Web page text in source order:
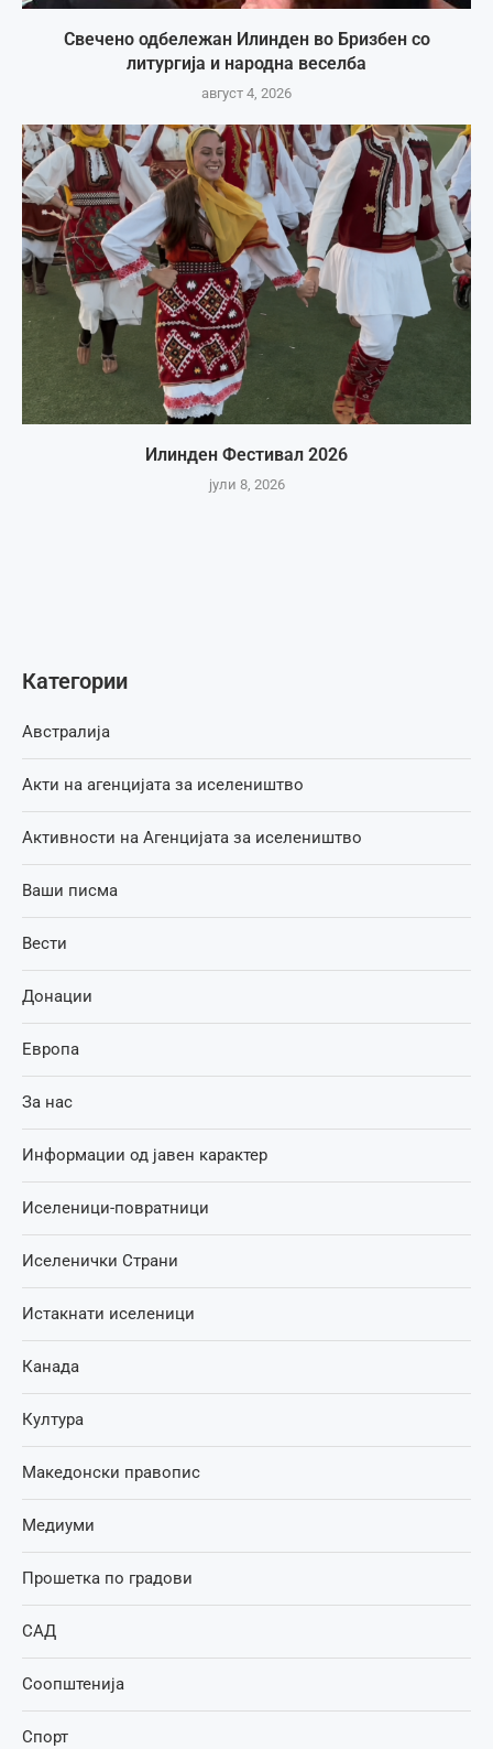
Свечено одбележан Илинден во Бризбен со
литургија и народна веселба
август 4, 2026
Илинден Фестивал 2026
јули 8, 2026
Категории
Австралија
Акти на агенцијата за иселеништво
Активности на Агенцијата за иселеништво
Ваши писма
Вести
Донации
Европа
За нас
Информации од јавен карактер
Иселеници-повратници
Иселенички Страни
Истакнати иселеници
Канада
Култура
Македонски правопис
Медиуми
Прошетка по градови
САД
Соопштенија
Спорт